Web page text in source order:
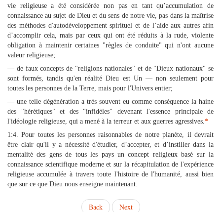
vie religieuse a été considérée non pas en tant qu’accumulation de
connaissance au sujet de Dieu et du sens de notre vie, pas dans la maîtrise
des méthodes d'autodéveloppement spirituel et de l’aide aux autres afin
d’accomplir cela, mais par ceux qui ont été réduits à la rude, violente
obligation à maintenir certaines "règles de conduite" qui n'ont aucune
valeur religieuse;
— de faux concepts de "religions nationales" et de "Dieux nationaux" se
sont formés, tandis qu'en réalité Dieu est Un — non seulement pour
toutes les personnes de la Terre, mais pour l'Univers entier;
— une telle dégénération a très souvent eu comme conséquence la haine
des "hérétiques" et des "infidèles" devenant l'essence principale de
l'idéologie religieuse, qui a mené à la terreur et aux guerres agressives.*
1:4. Pour toutes les personnes raisonnables de notre planète, il devrait
être clair qu'il y a nécessité d'étudier, d’accepter, et d’instiller dans la
mentalité des gens de tous les pays un concept religieux basé sur la
connaissance scientifique moderne et sur la récapitulation de l'expérience
religieuse accumulée à travers toute l'histoire de l'humanité, aussi bien
que sur ce que Dieu nous enseigne maintenant.
Back Next